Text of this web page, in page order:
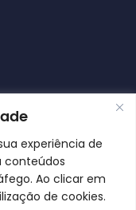
experiência de
conteúdos
Ao clicar em
de cookies.